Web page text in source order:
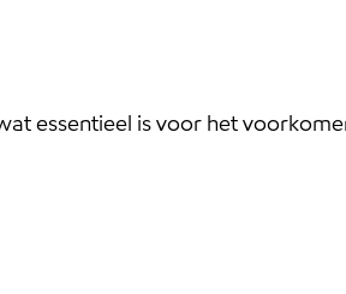
essentieel is voor het